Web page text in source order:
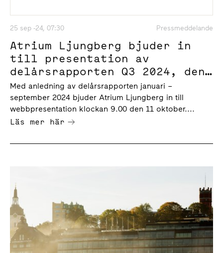
25 sep -24, 07:30 Pressmeddelande
Atrium Ljungberg bjuder in
till presentation av
delårsrapporten Q3 2024, den
11 oktober klockan 9.00
Med anledning av delårsrapporten januari –
september 2024 bjuder Atrium Ljungberg in till
webbpresentation klockan 9.00 den 11 oktober....
Läs mer här